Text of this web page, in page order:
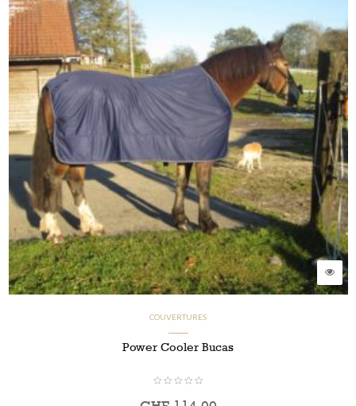
COUVERTURES
Power Cooler Bucas